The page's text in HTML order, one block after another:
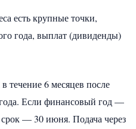
есть крупные точки,
года, выплат (дивиденды)
в течение 6 месяцев после
Если финансовый год —
— 30 июня. Подача через